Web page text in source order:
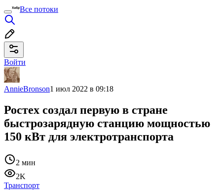
Все потоки
Войти
AnnieBronson1 июл 2022 в 09:18
Ростех создал первую в стране
быстрозарядную станцию мощностью
150 кВт для электротранспорта
2 мин
2K
Транспорт